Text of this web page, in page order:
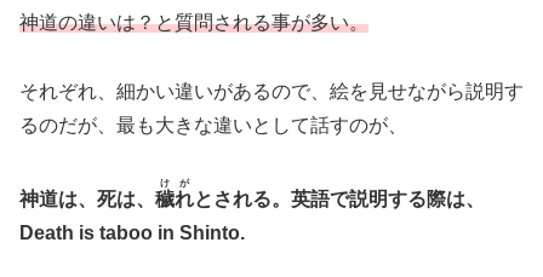
神道の違いは？と質問される事が多い。
それぞれ、細かい違いがあるので、絵を見せながら説明す
るのだが、最も大きな違いとして話すのが、
神道は、死は、 穢れ
けが
とされる。英語で説明する際は、
Death is taboo in Shinto.